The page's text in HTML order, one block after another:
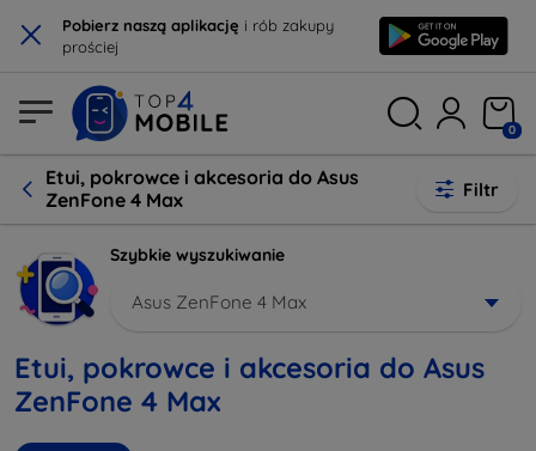
× Pobierz naszą aplikację i rób zakupy
prościej
0
Etui, pokrowce i akcesoria do Asus
ZenFone 4 Max
Filtr
Szybkie wyszukiwanie
Asus ZenFone 4 Max
Etui, pokrowce i akcesoria do Asus
ZenFone 4 Max